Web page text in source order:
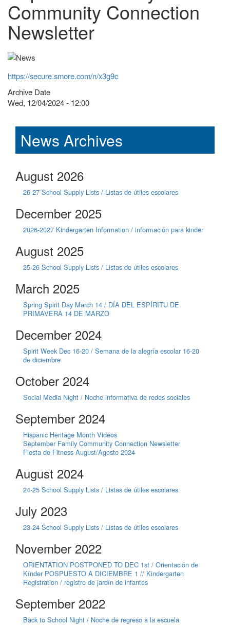
Community Connection
Newsletter
https://secure.smore.com/n/x3g9c
Archive Date
Wed, 12/04/2024 - 12:00
News Archives
August 2026
26-27 School Supply Lists / Listas de útiles escolares
December 2025
2026-2027 Kindergarten Information / información para kinder
August 2025
25-26 School Supply Lists / Listas de útiles escolares
March 2025
Spring Spirit Day March 14 / DÍA DEL ESPÍRITU DE
PRIMAVERA 14 DE MARZO
December 2024
Spirit Week Dec 16-20 / Semana de la alegría escolar 16-20
de diciembre
October 2024
Social Media Night / Noche informativa de redes sociales
September 2024
Hispanic Heritage Month Videos
September Family Community Connection Newsletter
Fiesta de Fitness August/Agosto 2024
August 2024
24-25 School Supply Lists / Listas de útiles escolares
July 2023
23-24 School Supply Lists / Listas de útiles escolares
November 2022
ORIENTATION POSTPONED TO DEC 1st / Orientación de
Kínder POSPUESTO A DICIEMBRE 1 // Kindergarten
Registration / registro de jardín de infantes
September 2022
Back to School Night / Noche de regreso a la escuela